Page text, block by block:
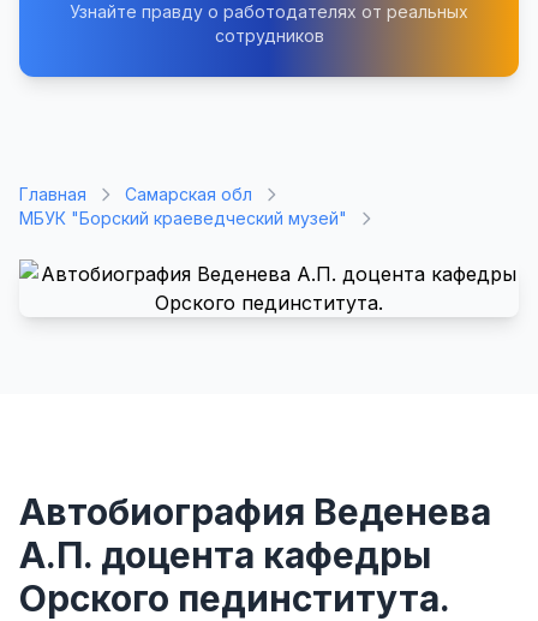
Узнайте правду о работодателях от реальных
сотрудников
Главная
Самарская обл
МБУК "Борский краеведческий музей"
Автобиография Веденева
А.П. доцента кафедры
Орского пединститута.